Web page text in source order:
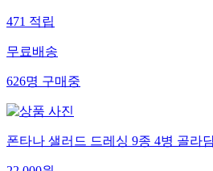
471적립
무료배송
626명구매중
폰타나 샐러드 드레싱 9종 4병 골라